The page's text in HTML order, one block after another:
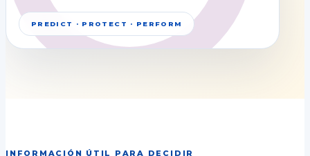
PREDICT · PROTECT · PERFORM
INFORMACIÓN ÚTIL PARA DECIDIR